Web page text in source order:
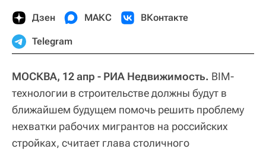
Дзен МАКС ВКонтакте
Telegram
МОСКВА, 12 апр - РИА Недвижимость. BIM-
технологии в строительстве должны будут в
ближайшем будущем помочь решить проблему
нехватки рабочих мигрантов на российских
стройках, считает глава столичного